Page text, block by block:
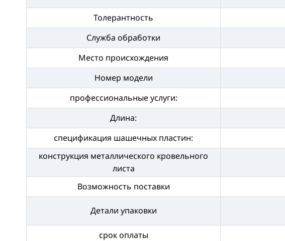
Толерантность
Служба обработки
Место происхождения
Номер модели
профессиональные услуги:
Длина:
спецификация шашечных пластин:
конструкция металлического кровельного
листа
Возможность поставки
Детали упаковки
срок оплаты